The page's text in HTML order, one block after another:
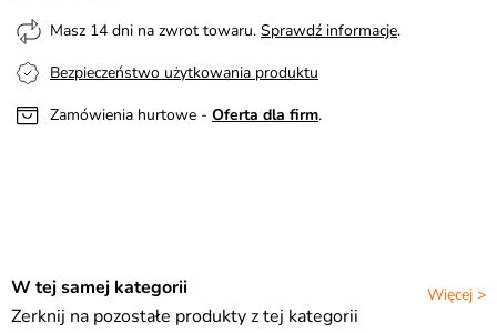
Masz 14 dni na zwrot towaru. Sprawdź informacje.
Bezpieczeństwo użytkowania produktu
Zamówienia hurtowe - Oferta dla firm.
Więcej >
W tej samej kategorii
Zerknij na pozostałe produkty z tej kategorii